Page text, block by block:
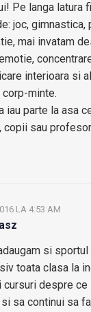
Pe langa latura
joc, gimnastica,
mai invatam
interioara si
minte.
iau parte la asa
copii sau
LA 4:53 AM
si sportul
toata clasa la
cursuri despre ce
sa continui sa